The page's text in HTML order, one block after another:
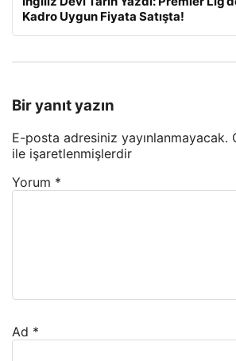
Kadro Uygun Fiyata Satışta!
Bir yanıt yazın
E-posta adresiniz yayınlanmayacak.
ile işaretlenmişlerdir
Yorum *
Ad *